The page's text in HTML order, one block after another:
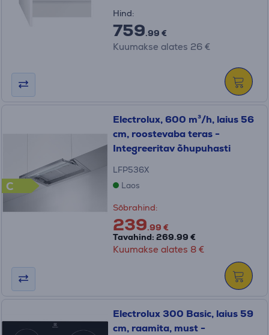
Hind:
759.99 €
Kuumakse alates 26 €
C
Electrolux, 600 m³/h, laius 56
cm, roostevaba teras -
Integreeritav õhupuhasti
LFP536X
Laos
Sõbrahind:
239.99 €
Tavahind: 269.99 €
Kuumakse alates 8 €
Electrolux 300 Basic, laius 59
cm, raamita, must -